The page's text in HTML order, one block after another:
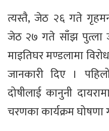
त्यस्तै, जेठ २६ गते
जेठ २७ गते साँझ पुत्ला
माइतिघर मण्डलामा
जानकारी दिए ।
दोषीलाई कानुनी
चरणका कार्यक्रम घोषणा